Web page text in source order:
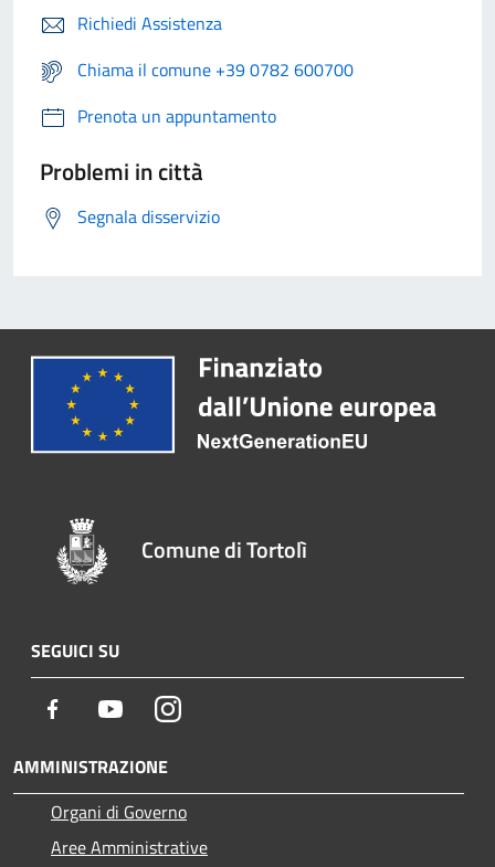
Richiedi Assistenza
Chiama il comune +39 0782 600700
Prenota un appuntamento
Problemi in città
Segnala disservizio
Comune di Tortolì
SEGUICI SU
Facebook YoutubeInstagram
AMMINISTRAZIONE
Organi di Governo
Aree Amministrative